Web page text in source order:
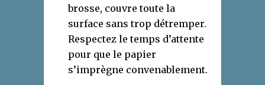
brosse, couvre toute la
surface sans trop détremper.
Respectez le temps d’attente
pour que le papier
s’imprègne convenablement.